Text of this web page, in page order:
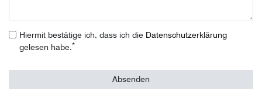
Hiermit bestätige ich, dass ich die Daten­schutz­erklärung
gelesen habe.*
Absenden